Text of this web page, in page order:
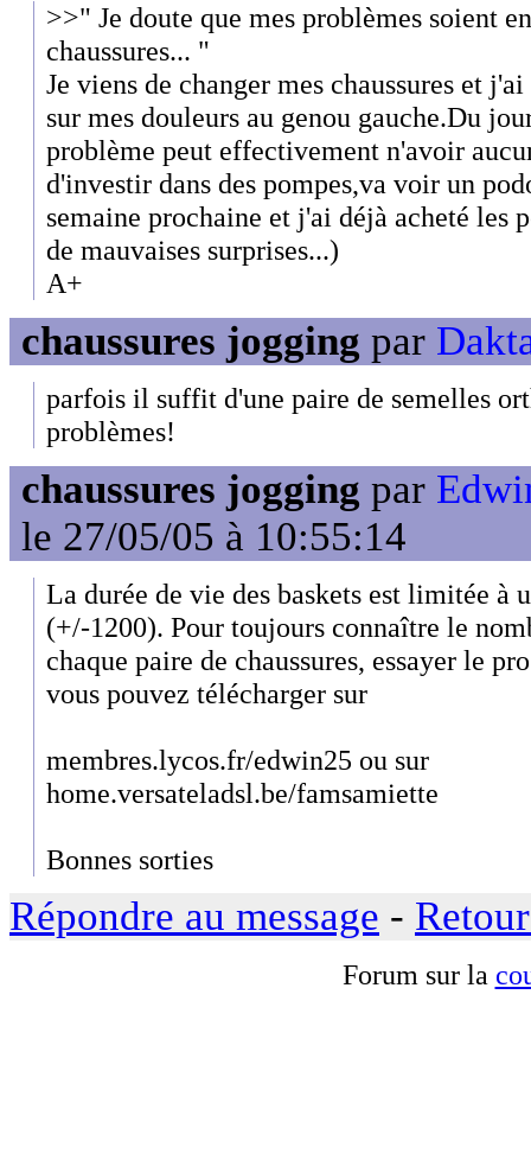
>>" Je doute que mes problèmes soient
chaussures... "
Je viens de changer mes chaussures et
sur mes douleurs au genou gauche.Du
problème peut effectivement n'avoir
d'investir dans des pompes,va voir un
semaine prochaine et j'ai déjà acheté les
de mauvaises surprises...)
A+
chaussures jogging par
parfois il suffit d'une paire de semelles
problèmes!
chaussures jogging par
le 27/05/05 à 10:55:14
La durée de vie des baskets est limitée à
(+/-1200). Pour toujours connaître le
chaque paire de chaussures, essayer le
vous pouvez télécharger sur
membres.lycos.fr/edwin25 ou sur
home.versateladsl.be/famsamiette
Bonnes sorties
Répondre au message -
Forum sur la